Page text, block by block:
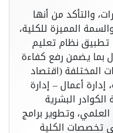
والتأكد من أنها
المميزة للكلية،
تطبيق نظام تعليم
بما يضمن رفع كفاءة
المختلفة (اقتصاد
أعمال – إدارة
البشرية
وتطوير برامج
تخصصات الكلية